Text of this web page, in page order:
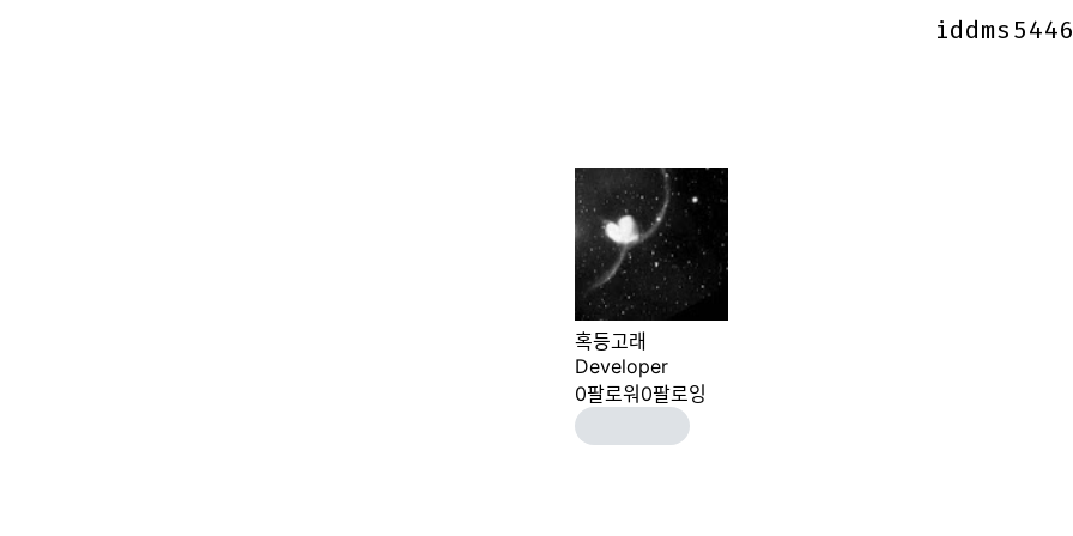
혹등고래
Developer
0팔로워 0팔로잉